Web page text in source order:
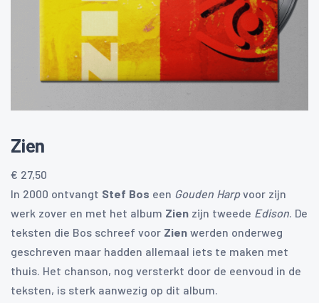
Zien
€ 27,50
In 2000 ontvangt Stef Bos een Gouden Harpvoor zijn
werk zover en met het album Zien zijn tweede Edison. De
teksten die Bos schreef voor Zien werden onderweg
geschreven maar hadden allemaal iets te maken met
thuis. Het chanson, nog versterkt door de eenvoud in de
teksten, is sterk aanwezig op dit album.